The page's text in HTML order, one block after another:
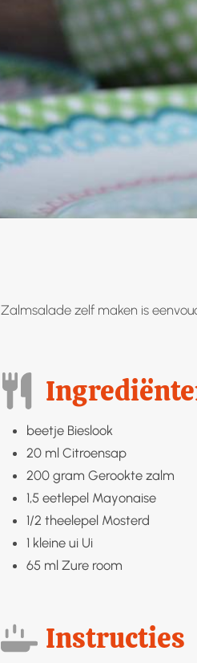
Zalmsalade zelf maken is
beetje Bieslook
20 ml Citroensap
200 gram Gerookte zalm
1,5 eetlepel Mayonaise
1/2 theelepel Mosterd
1 kleine ui Ui
65 ml Zure room
Instructies